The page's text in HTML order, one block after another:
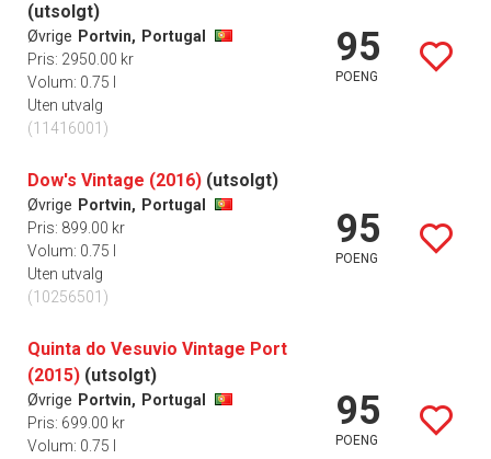
(utsolgt)
Øvrige Portvin, Portugal
Pris: 2950.00 kr
Volum: 0.75 l
Uten utvalg
(11416001)
95
POENG
Dow's Vintage (2016) (utsolgt)
Øvrige Portvin, Portugal
Pris: 899.00 kr
Volum: 0.75 l
Uten utvalg
(10256501)
95
POENG
Quinta do Vesuvio Vintage Port
(2015) (utsolgt)
Øvrige Portvin, Portugal
Pris: 699.00 kr
Volum: 0.75 l
95
POENG